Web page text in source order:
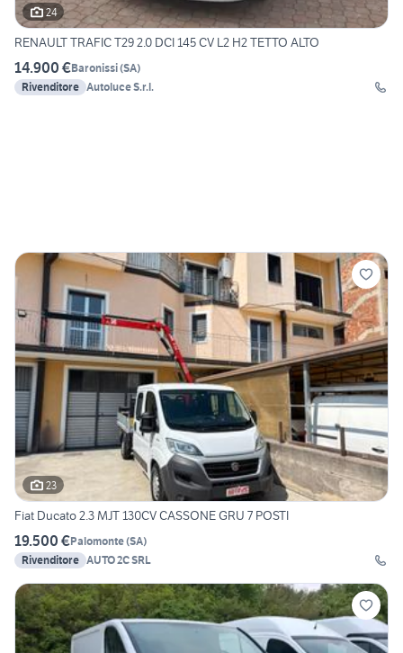
24
RENAULT TRAFIC T29 2.0 DCI 145 CV L2 H2 TETTO ALTO
14.900 €Baronissi(SA)
Rivenditore Autoluce S.r.l.
23
Fiat Ducato 2.3 MJT 130CV CASSONE GRU 7 POSTI
19.500 €Palomonte(SA)
Rivenditore AUTO 2C SRL